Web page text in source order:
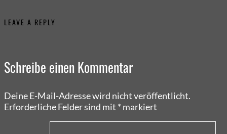
LEAVE A REPLY
Schreibe einen Kommentar
Deine E-Mail-Adresse wird nicht veröffentlicht.
Erforderliche Felder sind mit * markiert